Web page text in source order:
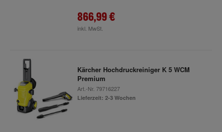
866,99 €
inkl. MwSt.
Kärcher Hochdruckreiniger K 5 WCM
Premium
Art.-Nr. 79716227
Lieferzeit: 2-3 Wochen